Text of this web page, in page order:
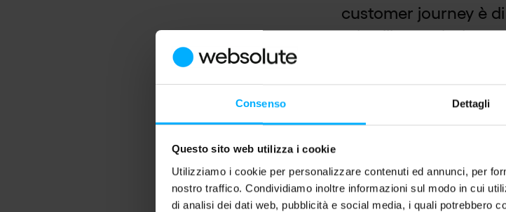
Consenso Dettagli
Questo sito web utilizza i cookie
Utilizziamo i cookie per personalizzare contenuti ed annunci, per
nostro traffico. Condividiamo inoltre informazioni sul modo in cui
di analisi dei dati web, pubblicità e social media, i quali potrebbero
customer journey è
cristallizzata; i
una dinamica di
giuste nel momento
Non più un metto in
relazione che si
Il